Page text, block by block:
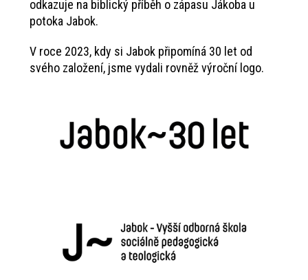
odkazuje na biblický příběh o zápasu Jákoba u
potoka Jabok.
V roce 2023, kdy si Jabok připomíná 30 let od
svého založení, jsme vydali rovněž výroční logo.